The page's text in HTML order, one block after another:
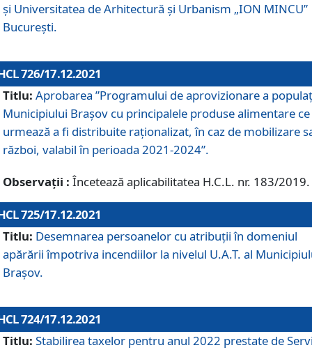
și Universitatea de Arhitectură și Urbanism „ION MINCU”
București.
726/17.12.2021
Titlu: Aprobarea ”Programului de aprovizionare a
Municipiului Braşov cu principalele produse alimentare ce
urmează a fi distribuite raționalizat, în caz de mobilizare
război, valabil în perioada 2021-2024”.
Observații : Încetează aplicabilitatea H.C.L. nr. 183/2019.
725/17.12.2021
Titlu: Desemnarea persoanelor cu atribuții în domeniul
apărării împotriva incendiilor la nivelul U.A.T. al
Brașov.
724/17.12.2021
Titlu: Stabilirea taxelor pentru anul 2022 prestate de